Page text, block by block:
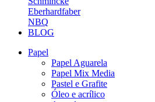
Eberhardfaber
NBQ
BLOG
Papel
Papel Aguarela
Papel Mix Media
Pastel e Grafite
Óleo e acrílico